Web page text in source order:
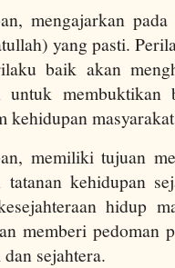
mengajarkan
yang pasti.
baik akan
untuk membuktikan
kehidupan
memiliki tujuan
tatanan kehidupan
hidup
memberi pedoman
sejahtera.